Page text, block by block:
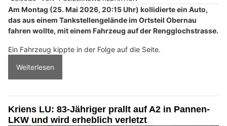
Am Montag (25. Mai 2026, 20:15 Uhr) kollidierte ein Auto,
das aus einem Tankstellengelände im Ortsteil Obernau
fahren wollte, mit einem Fahrzeug auf der Rengglochstrasse.
Ein Fahrzeug kippte in der Folge auf die Seite.
Weiterlesen
Kriens LU: 83-Jähriger prallt auf A2 in Pannen-
LKW und wird erheblich verletzt